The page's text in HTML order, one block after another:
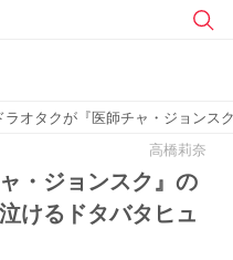
ラオタクが『医師チャ・ジョンス
高橋莉奈
・ジョンスク』の
けるドタバタヒュ